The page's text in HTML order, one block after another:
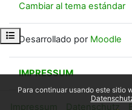
Para continuar usando este sitio
Abrir índice del curso
Cambiar al tema estándar
Desarrollado por Moodle
IMPRESSUM
Impressum Datenschutz